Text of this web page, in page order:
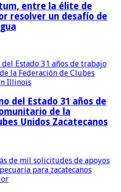
entre la élite de
resolver un desafío de
del Estado 31 años de
de la
Unidos Zacatecanos